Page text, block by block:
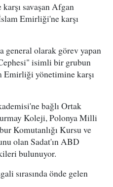
savaşan Afgan
Emirliği'ne karşı
general olarak görev yapan
isimli bir grubun
Emirliği yönetimine karşı
bağlı Ortak
Koleji, Polonya Milli
Komutanlığı Kursu ve
olan Sadat'ın ABD
bulunuyor.
sırasında önde gelen